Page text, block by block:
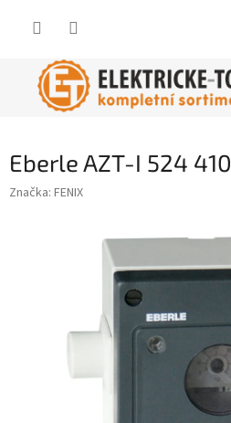
Eberle AZT-I 524 410
Značka: FENIX